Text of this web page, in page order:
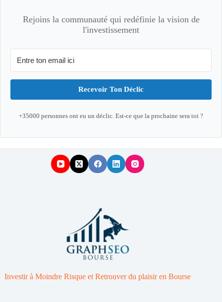
Rejoins la communauté qui redéfinie la vision de
l'investissement
Recevoir Ton Déclic
+35000 personnes ont eu un déclic. Est-ce que la prochaine sera toi ?
Investir à Moindre Risque et Retrouver du plaisir en Bourse